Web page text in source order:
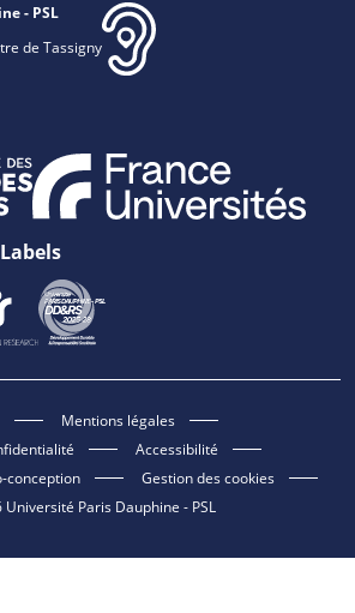
- PSL
de Tassigny
Mentions légales
Accessibilité
conception
Gestion des cookies
Paris Dauphine - PSL